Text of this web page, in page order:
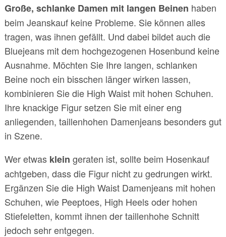
Große, schlanke Damen mit langen Beinen haben
beim Jeanskauf keine Probleme. Sie können alles
tragen, was ihnen gefällt. Und dabei bildet auch die
Bluejeans mit dem hochgezogenen Hosenbund keine
Ausnahme. Möchten Sie Ihre langen, schlanken
Beine noch ein bisschen länger wirken lassen,
kombinieren Sie die High Waist mit hohen Schuhen.
Ihre knackige Figur setzen Sie mit einer eng
anliegenden, taillenhohen Damenjeans besonders gut
in Szene.
Wer etwas klein geraten ist, sollte beim Hosenkauf
achtgeben, dass die Figur nicht zu gedrungen wirkt.
Ergänzen Sie die High Waist Damenjeans mit hohen
Schuhen, wie Peeptoes, High Heels oder hohen
Stiefeletten, kommt ihnen der taillenhohe Schnitt
jedoch sehr entgegen.